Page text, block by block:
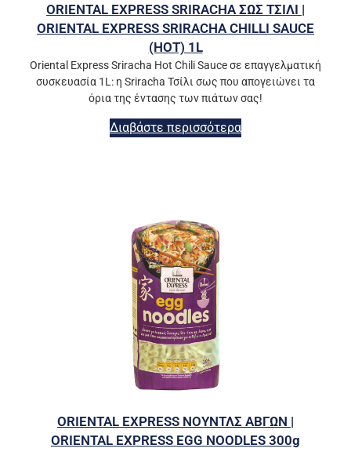
ORIENTAL EXPRESS SRIRACHA ΣΩΣ ΤΣΙΛΙ |
ORIENTAL EXPRESS SRIRACHA CHILLI SAUCE
(HOT) 1L
Oriental Express Sriracha Hot Chili Sauce σε επαγγελματική
συσκευασία 1L: η Sriracha Τσίλι σως που απογειώνει τα
όρια της έντασης των πιάτων σας!
Διαβάστε περισσότερα
ORIENTAL EXPRESS ΝΟΥΝΤΛΣ ΑΒΓΩΝ |
ORIENTAL EXPRESS EGG NOODLES 300g